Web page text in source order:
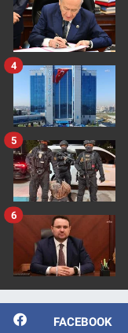
4
5
6
FACEBOOK